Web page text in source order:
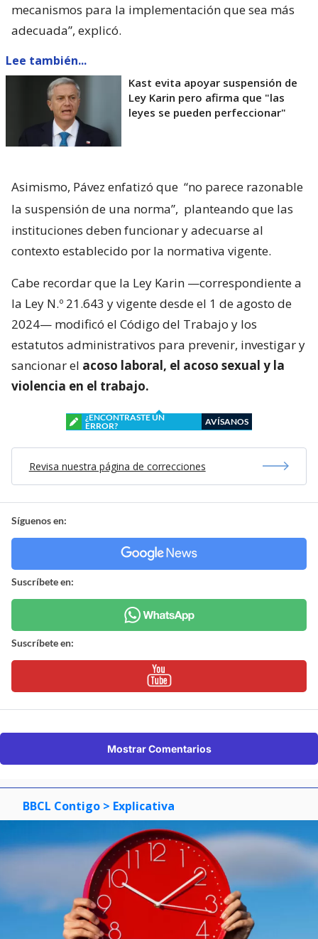
mecanismos para la implementación que sea más
adecuada”, explicó.
Lee también...
Kast evita apoyar suspensión de
Ley Karin pero afirma que "las
leyes se pueden perfeccionar"
Asimismo, Pávez enfatizó que “no parece razonable
la suspensión de una norma”, planteando que las
instituciones deben funcionar y adecuarse al
contexto establecido por la normativa vigente.
Cabe recordar que la Ley Karin —correspondiente a
la Ley N.º 21.643 y vigente desde el 1 de agosto de
2024— modificó el Código del Trabajo y los
estatutos administrativos para prevenir, investigar y
sancionar el acoso laboral, el acoso sexual y la
violencia en el trabajo.
¿ENCONTRASTE UN
ERROR?
AVÍSANOS
Revisa nuestra página de correcciones
Síguenos en:
Suscríbete en:
Suscríbete en:
Mostrar Comentarios
BBCL Contigo > Explicativa